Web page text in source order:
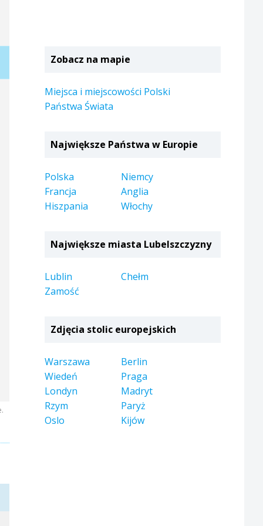
Zobacz na mapie
Miejsca i miejscowości Polski
Państwa Świata
Największe Państwa w Europie
Polska
Niemcy
Francja
Anglia
Hiszpania
Włochy
Największe miasta Lubelszczyzny
Lublin
Chełm
Zamość
Zdjęcia stolic europejskich
Warszawa
Berlin
Wiedeń
Praga
Londyn
Madryt
Rzym
Paryż
Oslo
Kijów